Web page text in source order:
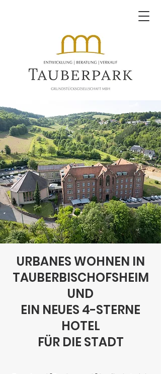
URBANES WOHNEN IN
TAUBERBISCHOFSHEIM
UND
EIN NEUES 4-STERNE
HOTEL
FÜR DIE STADT